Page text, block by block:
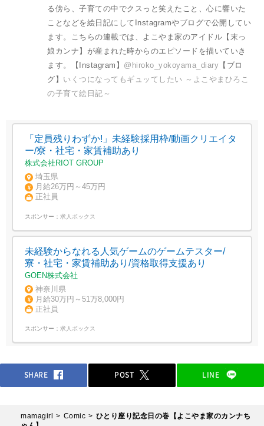
る傍ら、子育ての中でクスっと笑えたこと、心に響いた
ことなどを絵日記にしてInstagramやブログで公開してい
ます。こちらの連載では、よこやま家のアイドル【末っ
娘カンナ】が産まれた時からのエピソードを描いていき
ます。【Instagram】 @hiroko_yokoyama_diary 【ブロ
グ】 いくつになってもギュッてしたい ～よこやまひろこ
の子育て絵日記～
「定員残りわずか!」未経験採用枠/動画クリエイタ
ー/寮・社宅・家賃補助あり
株式会社RIOT GROUP
埼玉県
月給26万円～45万円
正社員
スポンサー： 求人ボックス
未経験からなれる人気ゲームのゲームテスター/
寮・社宅・家賃補助あり/資格取得支援あり
GOEN株式会社
神奈川県
月給30万円～51万8,000円
正社員
スポンサー： 求人ボックス
SHARE POST LINE
mamagirl Comic
ひとり座り記念日の巻【よこやま家のカンナち